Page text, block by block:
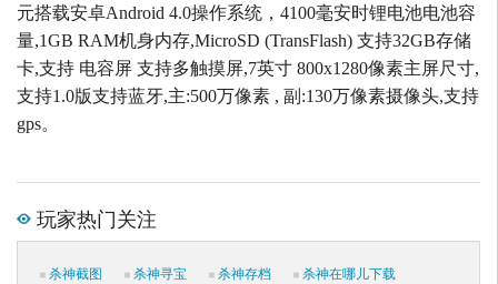
元搭载安卓Android 4.0操作系统，4100毫安时锂电池电池容
量,1GB RAM机身内存,MicroSD (TransFlash) 支持32GB存储
卡,支持 电容屏 支持多触摸屏,7英寸 800x1280像素主屏尺寸,
支持1.0版支持蓝牙,主:500万像素 , 副:130万像素摄像头,支持
gps。
玩家热门关注
杀神截图 杀神寻宝 杀神存档
杀神在哪儿下载